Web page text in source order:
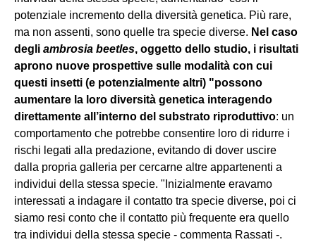
potenziale incremento della diversità genetica. Più rare,
ma non assenti, sono quelle tra specie diverse. Nel caso
degli ambrosia beetles, oggetto dello studio, i risultati
aprono nuove prospettive sulle modalità con cui
questi insetti (e potenzialmente altri) "possono
aumentare la loro diversità genetica interagendo
direttamente all’interno del substrato riproduttivo: un
comportamento che potrebbe consentire loro di ridurre i
rischi legati alla predazione, evitando di dover uscire
dalla propria galleria per cercarne altre appartenenti a
individui della stessa specie. "Inizialmente eravamo
interessati a indagare il contatto tra specie diverse, poi ci
siamo resi conto che il contatto più frequente era quello
tra individui della stessa specie - commenta Rassati -.